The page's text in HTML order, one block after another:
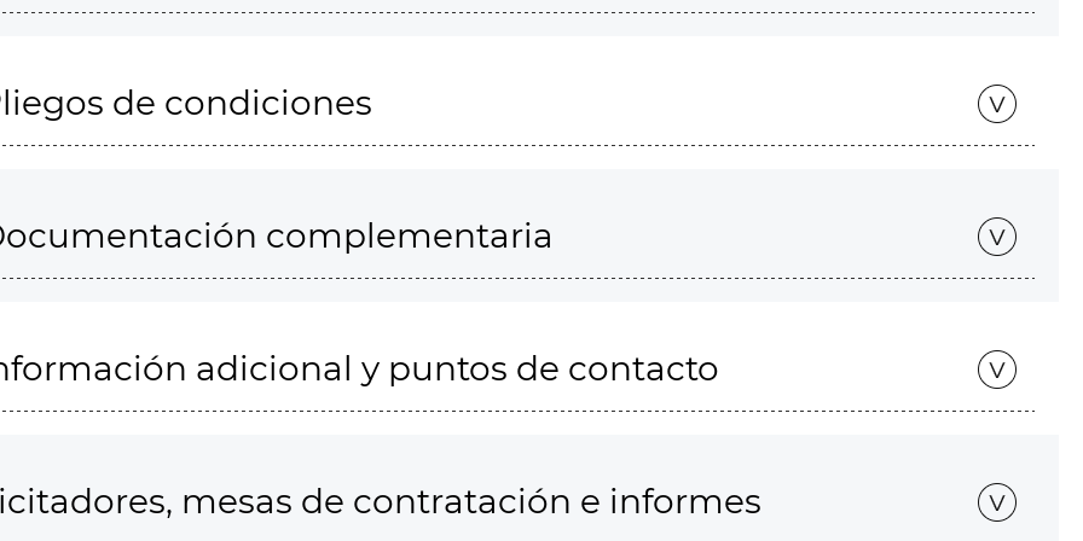
de condiciones
complementaria
adicional y puntos de contacto
mesas de contratación e informes